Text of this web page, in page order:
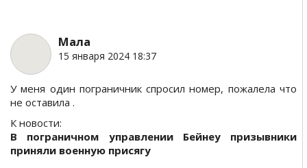
Мала
15 января 2024 18:37
У меня один пограничник спросил номер, пожалела что
не оставила .
К новости:
В пограничном управлении Бейнеу призывники
приняли военную присягу